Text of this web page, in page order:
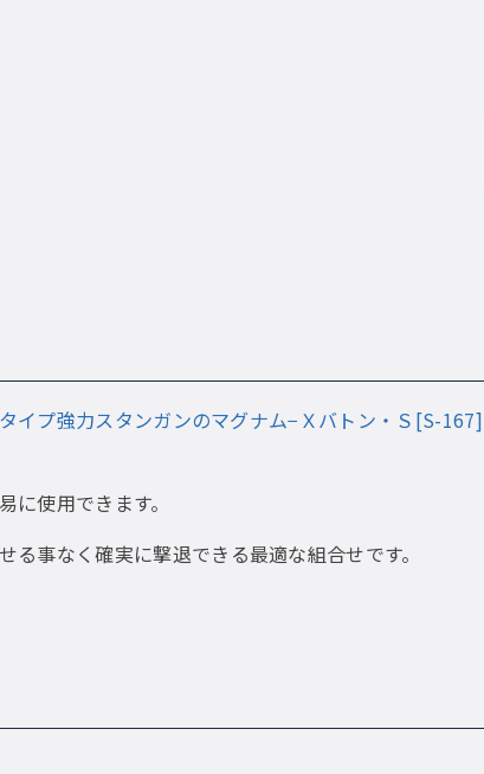
イプ強力スタンガンのマグナム−Ｘバトン・Ｓ[S-167]
使用できます。
事なく確実に撃退できる最適な組合せです。